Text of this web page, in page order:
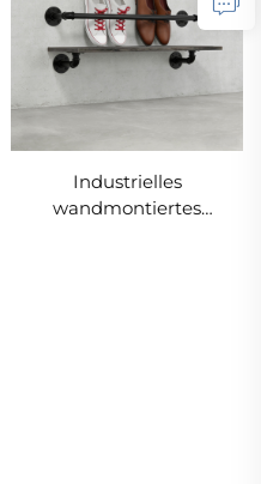
Industrielles
wandmontiertes